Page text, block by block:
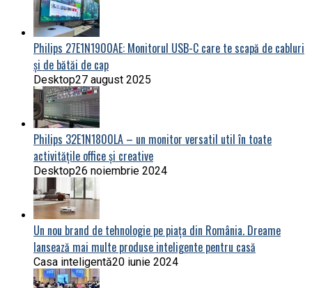
Philips 27E1N1900AE: Monitorul USB-C care te scapă de cabluri
și de bătăi de cap
Desktop27 august 2025
Philips 32E1N1800LA – un monitor versatil util în toate
activitățile office și creative
Desktop26 noiembrie 2024
Un nou brand de tehnologie pe piața din România. Dreame
lansează mai multe produse inteligente pentru casă
Casa inteligentă20 iunie 2024